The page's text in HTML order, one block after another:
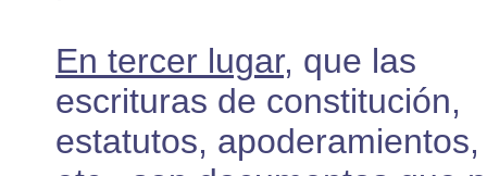
En tercer lugar, que las
escrituras de constitución,
estatutos, apoderamientos,